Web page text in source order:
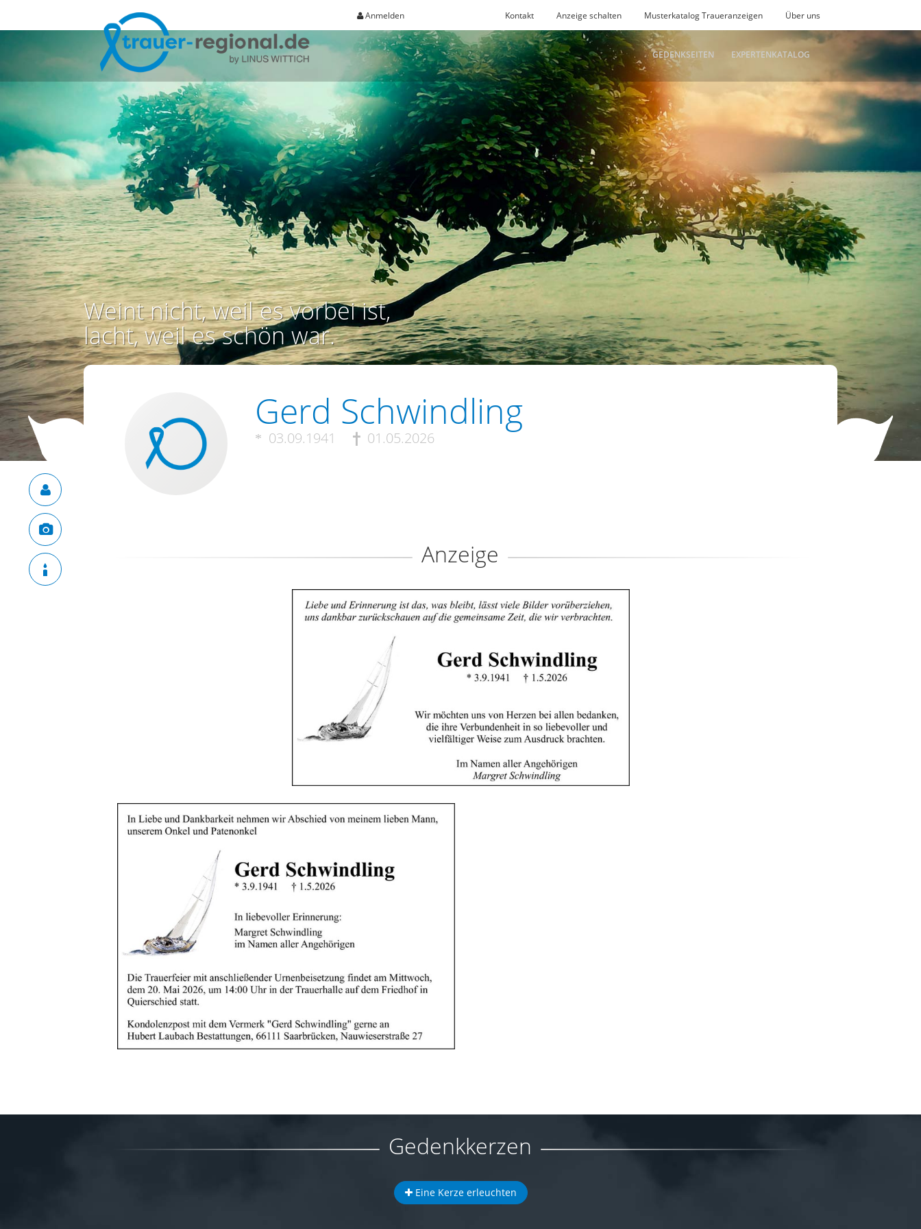
Anmelden Kontakt Anzeige schalten Musterkatalog Traueranzeigen Über uns
GEDENKSEITEN EXPERTENKATALOG
Weint nicht, weil es vorbei ist,
lacht, weil es schön war.
Gerd Schwindling
03.09.1941 01.05.2026
Anzeige
Gedenkkerzen
Eine Kerze erleuchten